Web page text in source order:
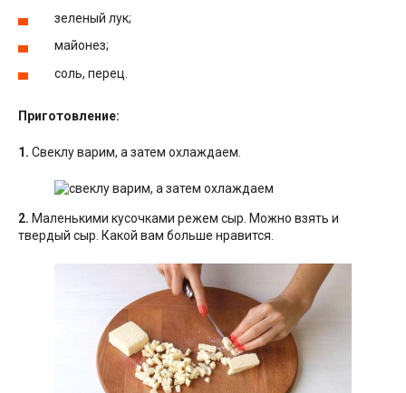
зеленый лук;
майонез;
соль, перец.
Приготовление:
1. Свеклу варим, а затем охлаждаем.
2. Маленькими кусочками режем сыр. Можно взять и
твердый сыр. Какой вам больше нравится.